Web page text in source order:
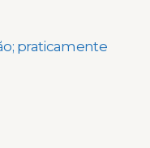
praticamente